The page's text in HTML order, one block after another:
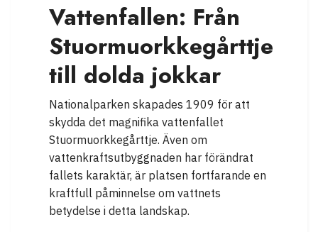
Vattenfallen: Från
Stuormuorkkegårttje
till dolda jokkar
Nationalparken skapades 1909 för att
skydda det magnifika vattenfallet
Stuormuorkkegårttje. Även om
vattenkraftsutbyggnaden har förändrat
fallets karaktär, är platsen fortfarande en
kraftfull påminnelse om vattnets
betydelse i detta landskap.